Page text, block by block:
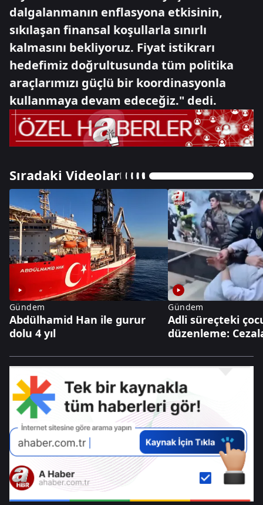
dalgalanmanın enflasyona etkisinin,
sıkılaşan finansal koşullarla sınırlı
kalmasını bekliyoruz. Fiyat istikrarı
hedefimiz doğrultusunda tüm politika
araçlarımızı güçlü bir koordinasyonla
kullanmaya devam edeceğiz." dedi.
Sıradaki Videolar
Gündem
Abdülhamid Han ile gurur
dolu 4 yıl
Gündem
Adli süreçteki
düzenleme: